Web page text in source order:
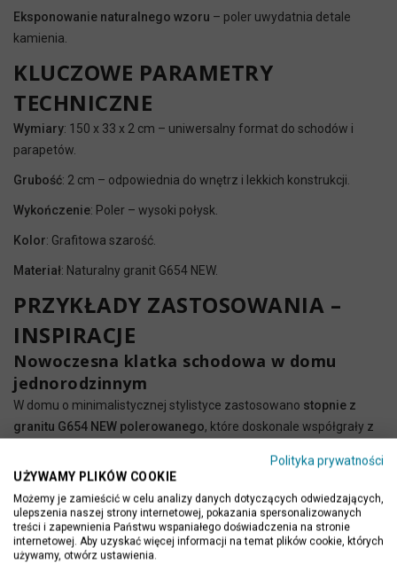
Eksponowanie naturalnego wzoru – poler uwydatnia detale
kamienia.
KLUCZOWE PARAMETRY
TECHNICZNE
Wymiary: 150 x 33 x 2 cm – uniwersalny format do schodów i
parapetów.
Grubość: 2 cm – odpowiednia do wnętrz i lekkich konstrukcji.
Wykończenie: Poler – wysoki połysk.
Kolor: Grafitowa szarość.
Materiał: Naturalny granit G654 NEW.
PRZYKŁADY ZASTOSOWANIA –
INSPIRACJE
Nowoczesna klatka schodowa w domu
jednorodzinnym
W domu o minimalistycznej stylistyce zastosowano stopnie z
granitu G654 NEW polerowanego, które doskonale współgrały z
wprowadziła elegancki kontrast i doświetliła przestrzeń.
Parapety w przestrzeni biurowej
W nowoczesnym biurze wykorzystanopolerowane parapety z
G654 NEW, które nie tylko spełniały funkcję praktyczną, ale także
Polityka prywatności
UŻYWAMY PLIKÓW COOKIE
Możemy je zamieścić w celu analizy danych dotyczących odwiedzających,
ulepszenia naszej strony internetowej, pokazania spersonalizowanych
treści i zapewnienia Państwu wspaniałego doświadczenia na stronie
internetowej. Aby uzyskać więcej informacji na temat plików cookie, których
używamy, otwórz ustawienia.